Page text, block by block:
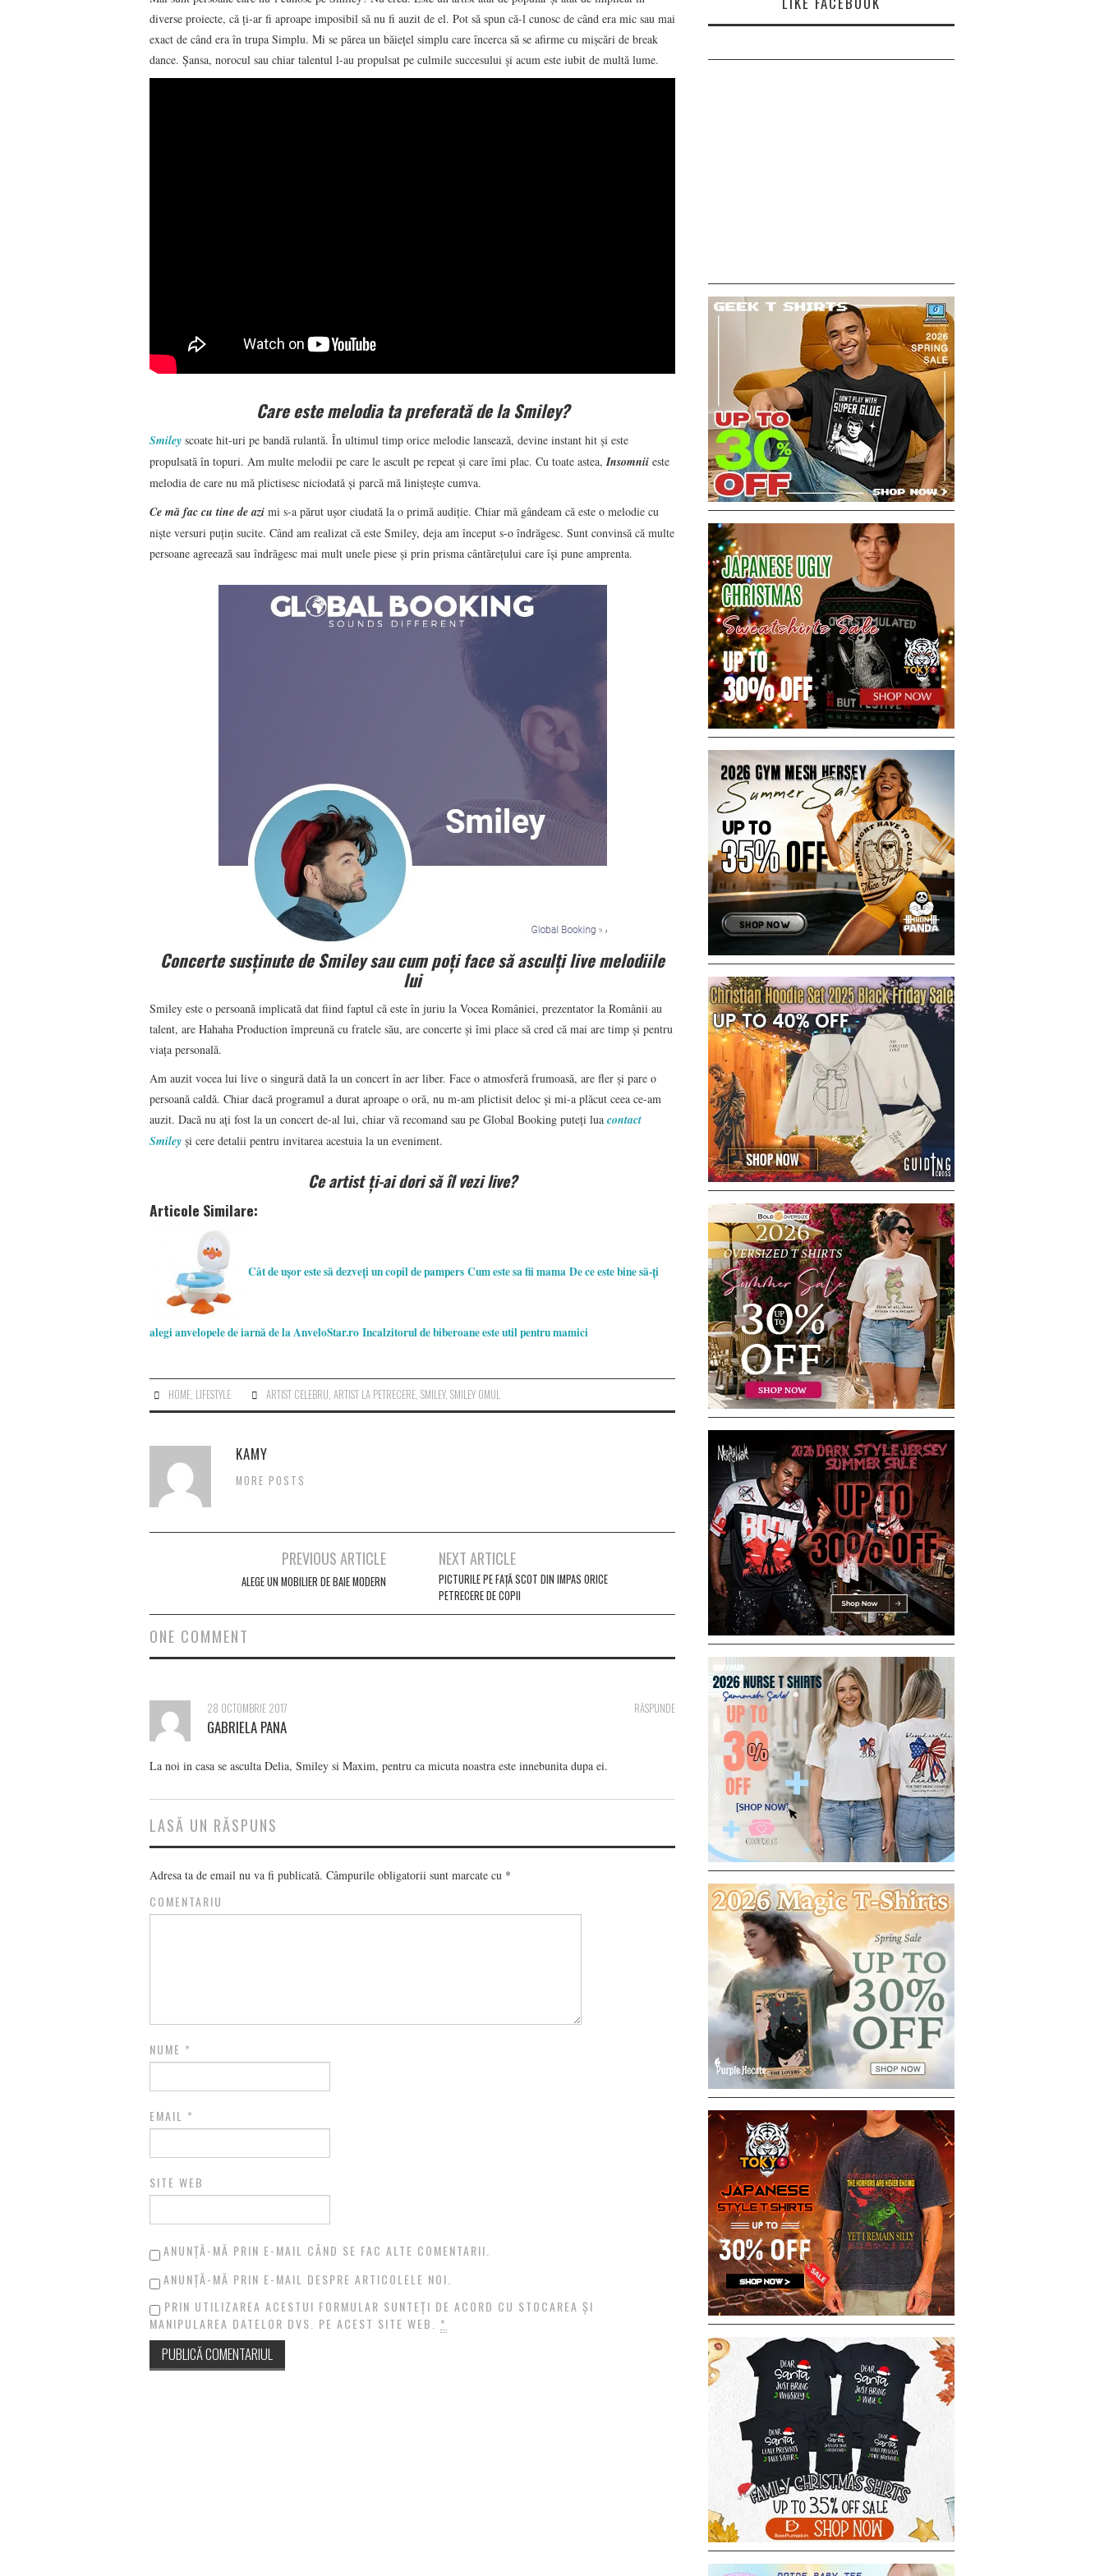
diverse proiecte, că ți-ar fi aproape imposibil să nu fi auzit de el. Pot să spun că-l cunosc de când era mic sau mai
exact de când era în trupa Simplu. Mi se părea un băiețel simplu care încerca să se afirme cu mișcări de break
dance. Șansa, norocul sau chiar talentul l-au propulsat pe culmile succesului și acum este iubit de multă lume.
Care este melodia ta preferată de la Smiley?
Smiley scoate hit-uri pe bandă rulantă. În ultimul timp orice melodie lansează, devine instant hit și este
propulsată în topuri. Am multe melodii pe care le ascult pe repeat și care îmi plac. Cu toate astea,Insomnii este
melodia de care nu mă plictisesc niciodată și parcă mă liniștește cumva.
Ce mă fac cu tine de azi mi s-a părut ușor ciudată la o primă audiție. Chiar mă gândeam că este o melodie cu
niște versuri puțin sucite. Când am realizat că este Smiley, deja am început s-o îndrăgesc. Sunt convinsă că multe
persoane agreează sau îndrăgesc mai mult unele piese și prin prisma cântărețului care își pune amprenta.
Concerte susținute de Smiley sau cum poți face să asculți live melodiile
lui
Smiley este o persoană implicată dat fiind faptul că este în juriu la Vocea României, prezentator la Românii au
talent, are Hahaha Production împreună cu fratele său, are concerte și îmi place să cred că mai are timp și pentru
viața personală.
Am auzit vocea lui live o singură dată la un concert în aer liber. Face o atmosferă frumoasă, are fler și pare o
persoană caldă. Chiar dacă programul a durat aproape o oră, nu m-am plictisit deloc și mi-a plăcut ceea ce-am
auzit. Dacă nu ați fost la un concert de-al lui, chiar vă recomand sau pe Global Booking puteți lua contact
Smiley și cere detalii pentru invitarea acestuia la un eveniment.
Ce artist ți-ai dori să îl vezi live?
Articole Similare:
Cât de ușor este să dezveți un copil de pampers Cum este sa fii mama De ce este bine să-ți
alegi anvelopele de iarnă de la AnveloStar.ro Incalzitorul de biberoane este util pentru mamici
HOME, LIFESTYLE ARTIST CELEBRU,ARTIST LA PETRECERE,SMILEY,SMILEY OMUL
KAMY
MORE POSTS
PREVIOUS ARTICLE
ALEGE UN MOBILIER DE BAIE MODERN
NEXT ARTICLE
PICTURILE PE FAȚĂ SCOT DIN IMPAS ORICE
PETRECERE DE COPII
ONE COMMENT
RĂSPUNDE
28 OCTOMBRIE 2017
GABRIELA PANA
La noi in casa se asculta Delia, Smiley si Maxim, pentru ca micuta noastra este innebunita dupa ei.
LASĂ UN RĂSPUNS
Adresa ta de email nu va fi publicată. Câmpurile obligatorii sunt marcate cu *
COMENTARIU
NUME *
EMAIL *
SITE WEB
ANUNȚĂ-MĂ PRIN E-MAIL CÂND SE FAC ALTE COMENTARII.
ANUNȚĂ-MĂ PRIN E-MAIL DESPRE ARTICOLELE NOI.
PRIN UTILIZAREA ACESTUI FORMULAR SUNTEȚI DE ACORD CU STOCAREA ȘI
MANIPULAREA DATELOR DVS. PE ACEST SITE WEB. *